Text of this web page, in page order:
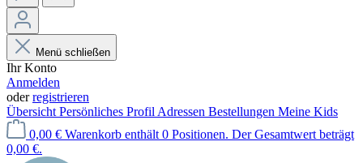
Menü schließen
Ihr Konto
Anmelden
oderregistrieren
Übersicht Persönliches Profil Adressen Bestellungen Meine Kids
0,00 € Warenkorb enthält 0 Positionen. Der Gesamtwert beträgt
0,00 €.